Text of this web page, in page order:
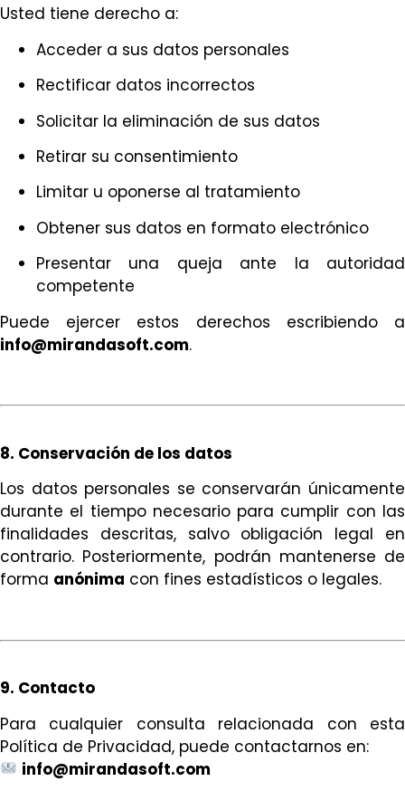
Usted tiene derecho a:
Acceder a sus datos personales
Rectificar datos incorrectos
Solicitar la eliminación de sus datos
Retirar su consentimiento
Limitar u oponerse al tratamiento
Obtener sus datos en formato electrónico
Presentar una queja ante la autoridad
competente
Puede ejercer estos derechos escribiendo a
info@mirandasoft.com.
8. Conservación de los datos
Los datos personales se conservarán únicamente
durante el tiempo necesario para cumplir con las
finalidades descritas, salvo obligación legal en
contrario. Posteriormente, podrán mantenerse de
forma anónima con fines estadísticos o legales.
9. Contacto
Para cualquier consulta relacionada con esta
Política de Privacidad, puede contactarnos en:
info@mirandasoft.com